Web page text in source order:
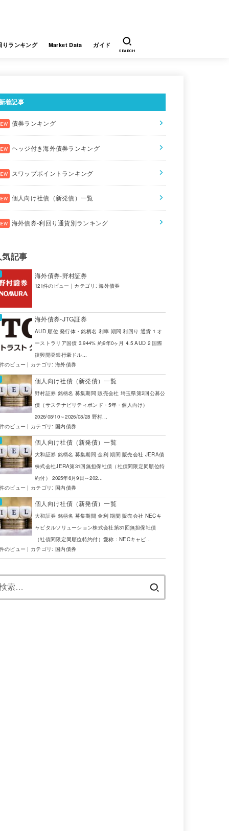
りランキング Market Data ガイド
SEARCH
着記事
債券ランキング
ヘッジ付き海外債券ランキング
スワップポイントランキング
個人向け社債（新発債）一覧
海外債券-利回り通貨別ランキング
気記事
海外債券-野村証券
121件のビュー | カテゴリ:海外債券
海外債券-JTG証券
AUD 順位 発行体・銘柄名 利率 期間 利回り 通貨 1 オ
ーストラリア国債 3.944% 約9年0ヶ月 4.5 AUD 2 国際
復興開発銀行豪ドル...
のビュー | カテゴリ: 海外債券
個人向け社債（新発債）一覧
野村証券 銘柄名 募集期間 販売会社 埼玉県第2回公募公
債（サステナビリティボンド・5年・個人向け）
2026/08/10～2026/08/28 野村...
のビュー | カテゴリ: 国内債券
個人向け社債（新発債）一覧
大和証券 銘柄名 募集期間 金利 期間 販売会社 JERA債
株式会社JERA第31回無担保社債（社債間限定同順位特
約付） 2025年6月9日～202...
のビュー | カテゴリ: 国内債券
個人向け社債（新発債）一覧
大和証券 銘柄名 募集期間 金利 期間 販売会社 NECキ
ャピタルソリューション株式会社第31回無担保社債
（社債間限定同順位特約付）愛称：NECキャピ...
のビュー | カテゴリ: 国内債券